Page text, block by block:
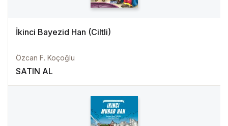
İkinci Bayezid Han (Ciltli)
Özcan F. Koçoğlu
SATIN AL